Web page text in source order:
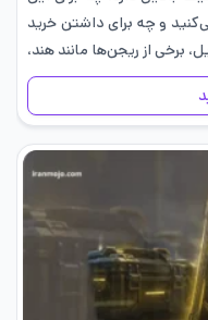
و چه برای داشتن خرید
برخی از ریجن‌ها مانند هند،